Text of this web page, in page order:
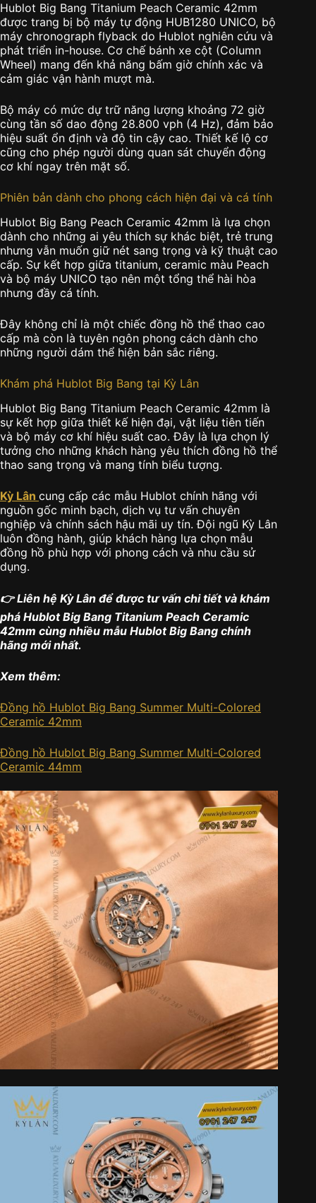
Hublot Big Bang Titanium Peach Ceramic 42mm
được trang bị bộ máy tự động HUB1280 UNICO, bộ
máy chronograph flyback do Hublot nghiên cứu và
phát triển in-house. Cơ chế bánh xe cột (Column
Wheel) mang đến khả năng bấm giờ chính xác và
cảm giác vận hành mượt mà.
Bộ máy có mức dự trữ năng lượng khoảng 72 giờ
cùng tần số dao động 28.800 vph (4 Hz), đảm bảo
hiệu suất ổn định và độ tin cậy cao. Thiết kế lộ cơ
cũng cho phép người dùng quan sát chuyển động
cơ khí ngay trên mặt số.
Phiên bản dành cho phong cách hiện đại và cá tính
Hublot Big Bang Peach Ceramic 42mm là lựa chọn
dành cho những ai yêu thích sự khác biệt, trẻ trung
nhưng vẫn muốn giữ nét sang trọng và kỹ thuật cao
cấp. Sự kết hợp giữa titanium, ceramic màu Peach
và bộ máy UNICO tạo nên một tổng thể hài hòa
nhưng đầy cá tính.
Đây không chỉ là một chiếc đồng hồ thể thao cao
cấp mà còn là tuyên ngôn phong cách dành cho
những người dám thể hiện bản sắc riêng.
Khám phá Hublot Big Bang tại Kỳ Lân
Hublot Big Bang Titanium Peach Ceramic 42mm là
sự kết hợp giữa thiết kế hiện đại, vật liệu tiên tiến
và bộ máy cơ khí hiệu suất cao. Đây là lựa chọn lý
tưởng cho những khách hàng yêu thích đồng hồ thể
thao sang trọng và mang tính biểu tượng.
Kỳ Lân cung cấp các mẫu Hublot chính hãng với
nguồn gốc minh bạch, dịch vụ tư vấn chuyên
nghiệp và chính sách hậu mãi uy tín. Đội ngũ Kỳ Lân
luôn đồng hành, giúp khách hàng lựa chọn mẫu
đồng hồ phù hợp với phong cách và nhu cầu sử
dụng.
👉 Liên hệ Kỳ Lân để được tư vấn chi tiết và khám
phá Hublot Big Bang Titanium Peach Ceramic
42mm cùng nhiều mẫu Hublot Big Bang chính
hãng mới nhất.
Xem thêm:
Đồng hồ Hublot Big Bang Summer Multi-Colored
Ceramic 42mm
Đồng hồ Hublot Big Bang Summer Multi-Colored
Ceramic 44mm